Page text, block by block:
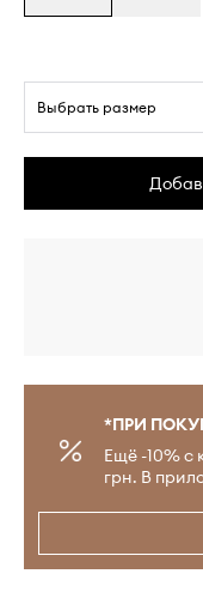
Выбрать размер
*ПРИ
Ещё -10% с
грн. В